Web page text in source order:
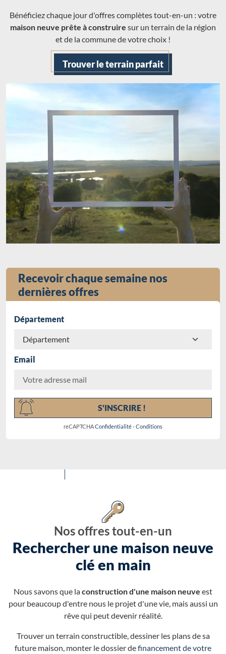
Bénéficiez chaque jour d'offres complètes tout-en-un : votre
maison neuve prête à construire sur un terrain de la région
et de la commune de votre choix !
Trouver le terrain parfait
Recevoir chaque semaine nos
dernières offres
Département
Email
S'INSCRIRE !
reCAPTCHAConfidentialité-Conditions
Nos offres tout-en-un
Rechercher une maison neuve
clé en main
Nous savons que laconstruction d'une maison neuve est
pour beaucoup d'entre nous le projet d'une vie, mais aussi un
rêve qui peut devenir réalité.
Trouver un terrain constructible, dessiner les plans de sa
future maison, monter le dossier definancement de votre